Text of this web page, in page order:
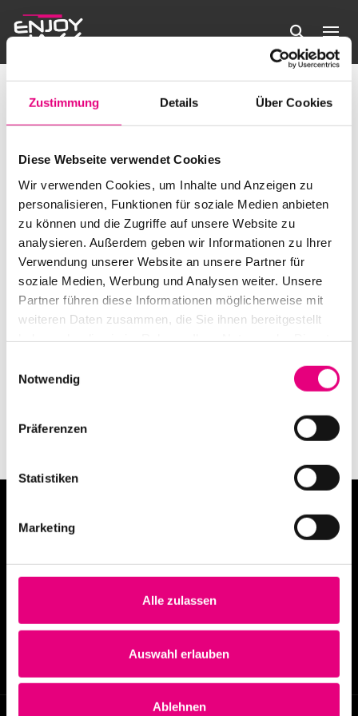
Zustimmung Details Über Cookies
Diese Webseite verwendet Cookies
Wir verwenden Cookies, um Inhalte und Anzeigen zu
personalisieren, Funktionen für soziale Medien anbieten
zu können und die Zugriffe auf unsere Website zu
analysieren. Außerdem geben wir Informationen zu Ihrer
Verwendung unserer Website an unsere Partner für
soziale Medien, Werbung und Analysen weiter. Unsere
Partner führen diese Informationen möglicherweise mit
weiteren Daten zusammen, die Sie ihnen bereitgestellt
Notwendig
Präferenzen
Statistiken
Marketing
Alle zulassen
Auswahl erlauben
Ablehnen
Veranstaltungen
Suche
und
Suche
Filter
Anstehende
Datum
wählen.
VorherigeVeranstaltungen Heute
Nächste
Kalender abonnieren